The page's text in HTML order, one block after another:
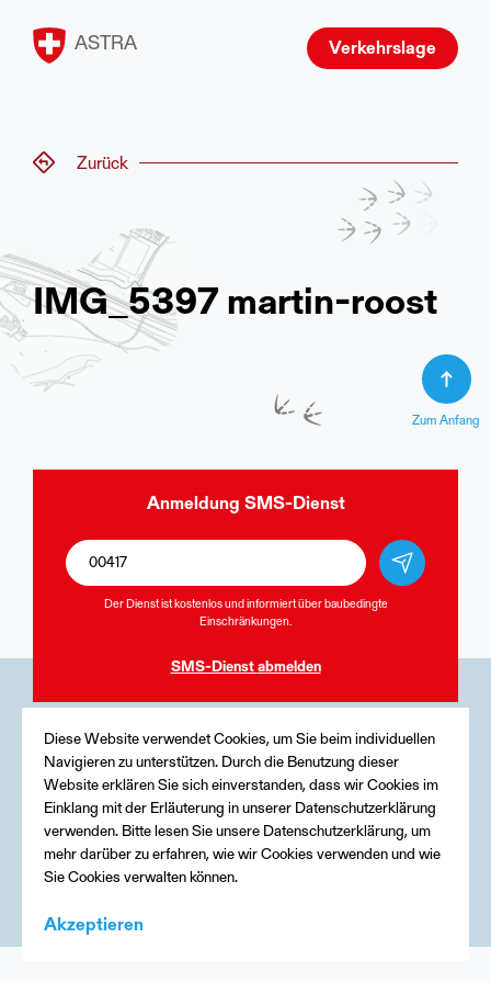
ASTRA Verkehrslage
Zurück
IMG_5397 martin-roost
Zum Anfang
Anmeldung SMS-Dienst
Der Dienst ist kostenlos und informiert über baubedingte
Einschränkungen.
SMS-Dienst abmelden
Medien
Kontakt
Impressum
Diese Website verwendet Cookies, um Sie beim individuellen
Navigieren zu unterstützen. Durch die Benutzung dieser
Website erklären Sie sich einverstanden, dass wir Cookies im
Einklang mit der Erläuterung in unserer Datenschutzerklärung
verwenden. Bitte lesen Sie unsere Datenschutzerklärung, um
mehr darüber zu erfahren, wie wir Cookies verwenden und wie
Sie Cookies verwalten können.
Akzeptieren